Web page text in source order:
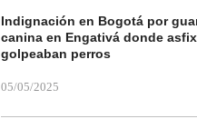
Indignación en Bogotá por
canina en Engativá donde
golpeaban perros
05/05/2025